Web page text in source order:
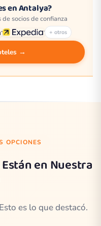
en Antalya?
socios de confianza
+ otros
→
OPCIONES
en Nuestra
es lo que destacó.